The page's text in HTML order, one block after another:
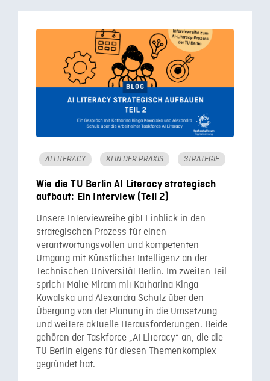
AI LITERACY KI IN DER PRAXIS STRATEGIE
Wie die TU Berlin AI Literacy strategisch
aufbaut: Ein Interview (Teil 2)
Unsere Interviewreihe gibt Einblick in den
strategischen Prozess für einen
verantwortungsvollen und kompetenten
Umgang mit Künstlicher Intelligenz an der
Technischen Universität Berlin. Im zweiten Teil
spricht Malte Miram mit Katharina Kinga
Kowalska und Alexandra Schulz über den
Übergang von der Planung in die Umsetzung
und weitere aktuelle Herausforderungen. Beide
gehören der Taskforce „AI Literacy“ an, die die
TU Berlin eigens für diesen Themenkomplex
gegründet hat.